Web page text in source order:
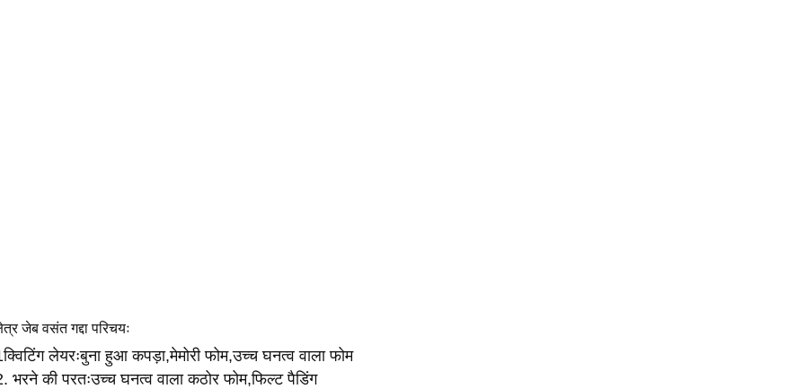
जेब वसंत गद्दा परिचयः
लेयरःबुना हुआ कपड़ा,मेमोरी फोम,उच्च घनत्व वाला फोम
भरने की परतःउच्च घनत्व वाला कठोर फोम,फिल्ट पैडिंग